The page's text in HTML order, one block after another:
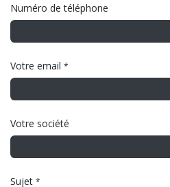
Numéro de téléphone
Votre email *
Votre société
Sujet *